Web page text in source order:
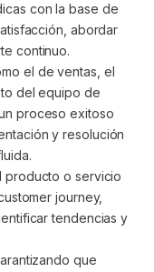
con la base de
abordar
continuo.
el de ventas, el
del equipo de
proceso exitoso
y resolución
producto o servicio
journey,
tendencias y
que